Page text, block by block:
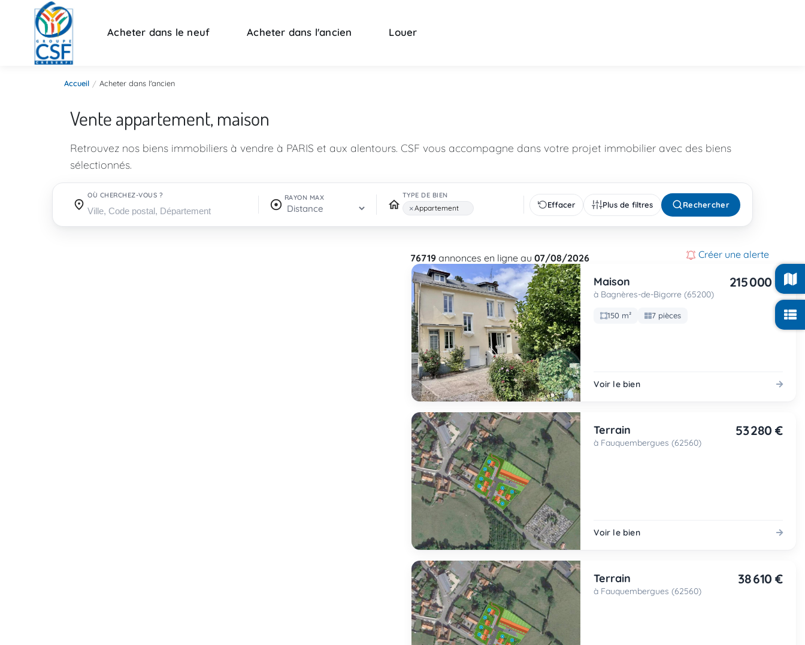
Acheter dans le neuf Acheter dans l'ancien Louer
Accueil Acheter dans l'ancien
Vente appartement, maison
Retrouvez nos biens immobiliers à vendre à PARIS et aux alentours. CSF vous accompagne dans votre projet immobilier avec des biens
sélectionnés.
OÙ CHERCHEZ-VOUS ?
Où cherchez-vous ?
RAYON MAX TYPE DE BIEN
×Appartement Effacer Plus de filtres Rechercher
76719 annonces en ligne au07/08/2026 Créer une alerte
Maison
à Bagnères-de-Bigorre (65200)
215 000 €
150 m² 7 pièces
Voir le bien
Terrain
à Fauquembergues (62560)
53 280 €
Voir le bien
Terrain
à Fauquembergues (62560)
38 610 €